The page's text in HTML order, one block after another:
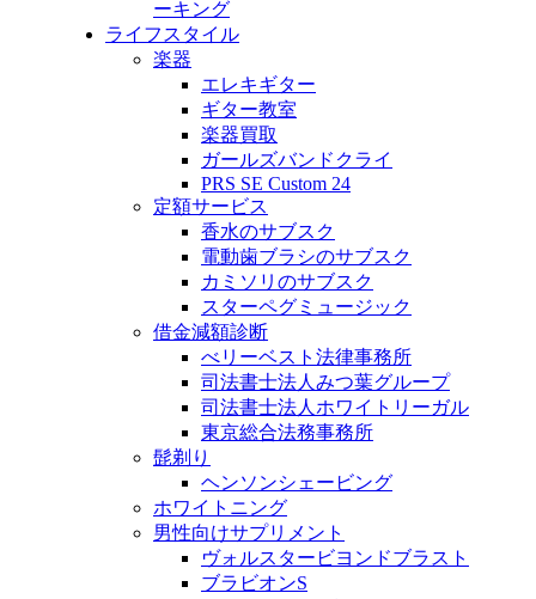
ーキング
ライフスタイル
楽器
エレキギター
ギター教室
楽器買取
ガールズバンドクライ
PRS SE Custom 24
定額サービス
香水のサブスク
電動歯ブラシのサブスク
カミソリのサブスク
スターペグミュージック
借金減額診断
べリーベスト法律事務所
司法書士法人みつ葉グループ
司法書士法人ホワイトリーガル
東京総合法務事務所
髭剃り
ヘンソンシェービング
ホワイトニング
男性向けサプリメント
ヴォルスタービヨンドブラスト
ブラビオンS